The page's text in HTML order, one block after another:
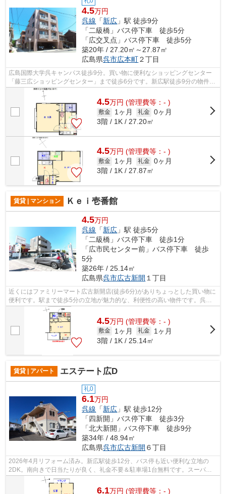
4.5万円
呉線 「新広 」駅 徒歩9分
「二級橋」バス停下車 徒歩5分
「広交叉点」バス停下車 徒歩5分
築20年 / 27.20㎡～27.87㎡
広島県呉市広本町２丁目
広島国際大学呉キャンパス徒歩9分。買い物に便利なショッピングセンター
「藤三広ショッピングセンター」まで徒歩6分です。新広駅徒歩9分の物件で
アクセスも良好です。女性の一人暮らし...
4.5万円 (管理費等：- )
敷金 1ヶ月 礼金 0ヶ月
3階 / 1K / 27.20㎡
4.5万円 (管理費等：- )
敷金 1ヶ月 礼金 0ヶ月
3階 / 1K / 27.87㎡
賃貸 | マンション Ｋｅｉ壱番館
4.5万円
呉線 「新広 」駅 徒歩5分
「二級橋」バス停下車 徒歩1分
「広市民センター前」バス停下車 徒歩
5分
築26年 / 25.14㎡
広島県呉市広古新開 １丁目
近くにはファミリーマート広古新開店(徒歩6分)がありちょっとした買い物に
便利です。駅まで徒歩5分の立地が魅力的な、利便性の高い物件です。呉市
で快適に暮らすのであれば、いつでも...
4.5万円 (管理費等：- )
敷金 1ヶ月 礼金
1ヶ月
3階 / 1K / 25.14㎡
賃貸 | アパート エステート広D
礼0
6.1万円
呉線 「新広 」駅 徒歩12分
「四新開」バス停下車 徒歩3分
「北大新開」バス停下車 徒歩9分
築34年 / 48.94㎡
広島県呉市広古新開 ６丁目
2026年4月リフォーム済み。新広駅徒歩12分、バス停も近い便利な立地の
2DK。南向きで日当たりが良く、礼金不要＆駐車場1台無料です。スーパー
藤三やドラッグストアひまわりも徒歩圏内で...
6.1万円 (管理費等：- )